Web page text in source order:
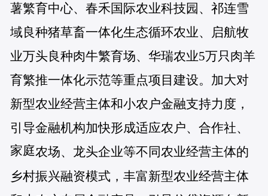
薯繁育中心、春禾国际农业科技园、祁连雪
域良种猪草畜一体化生态循环农业、启航牧
业万头良种肉牛繁育场、华瑞农业5万只肉羊
育繁推一体化示范等重点项目建设。加大对
新型农业经营主体和小农户金融支持力度，
引导金融机构加快形成适应农户、合作社、
家庭农场、龙头企业等不同农业经营主体的
乡村振兴融资模式，丰富新型农业经营主体